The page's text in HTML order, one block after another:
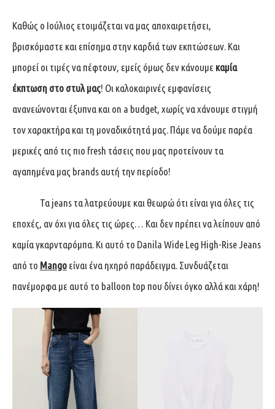
Καθώς ο Ιούλιος ετοιμάζεται να μας αποχαιρετήσει,
βρισκόμαστε και επίσημα στην καρδιά των εκπτώσεων. Και
μπορεί οι τιμές να πέφτουν, εμείς όμως δεν κάνουμε καμία
έκπτωση στο στυλ μας! Οι καλοκαιρινές εμφανίσεις
ανανεώνονται έξυπνα και on a budget, χωρίς να χάνουμε στιγμή
τον χαρακτήρα και τη μοναδικότητά μας. Πάμε να δούμε παρέα
μερικές από τις πιο fresh τάσεις που μας προτείνουν τα
αγαπημένα μας brands αυτή την περίοδο!
Τα jeans τα λατρεύουμε και θεωρώ ότι είναι για όλες τις
εποχές, αν όχι για όλες τις ώρες… Και δεν πρέπει να λείπουν από
καμία γκαρνταρόμπα. Κι αυτό το Danila Wide Leg High-Rise Jeans
από το Mango είναι ένα ηχηρό παράδειγμα. Συνδυάζεται
πανέμορφα με αυτό το balloon top που δίνει όγκο αλλά και χάρη!